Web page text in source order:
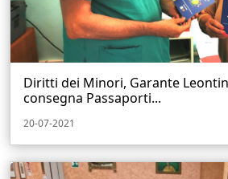
Diritti dei Minori, Garante
consegna Passaporti...
20-07-2021